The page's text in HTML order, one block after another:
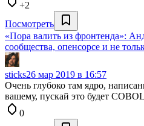
+2
Посмотреть
«Пора валить из фронтенда»:
сообщества, опенсорсе и не
sticks26 мар 2019 в 16:57
Очень глубоко там ядро,
вашему, пускай это будет
0